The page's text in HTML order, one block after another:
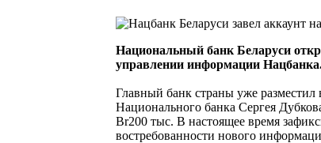
Национальный банк Беларуси
управлении информации
Главный банк страны уже разместил
Национального банка Сергея
Br200 тыс. В настоящее время
востребованности нового